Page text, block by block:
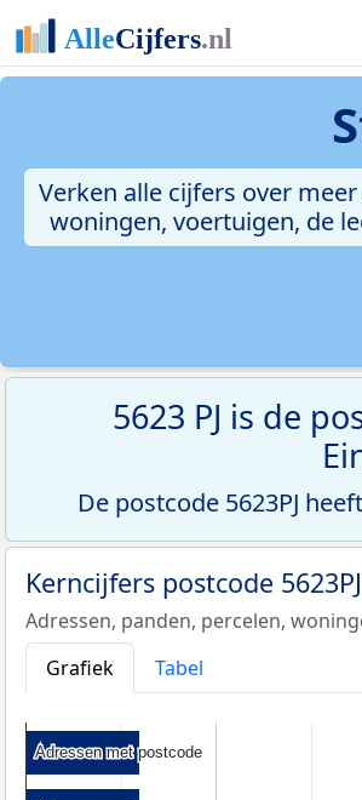
Verken alle cijfers over
woningen, voertuigen, de
5623 PJ is de
De postcode 5623PJ
Kerncijfers postcode 5623PJ
Adressen, panden, percelen,
Grafiek
Tabel
Adressen met postcode
Adressen met postcode